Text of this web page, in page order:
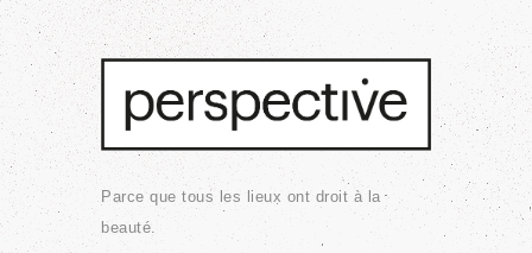
Parce que tous les lieux ont droit à la
beauté.